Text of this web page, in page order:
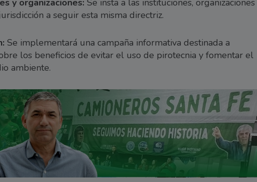
y organizaciones: Se insta a las instituciones, organizaciones
a seguir esta misma directriz.
Se implementará una campaña informativa destinada a
los beneficios de evitar el uso de pirotecnia y fomentar el
ambiente.